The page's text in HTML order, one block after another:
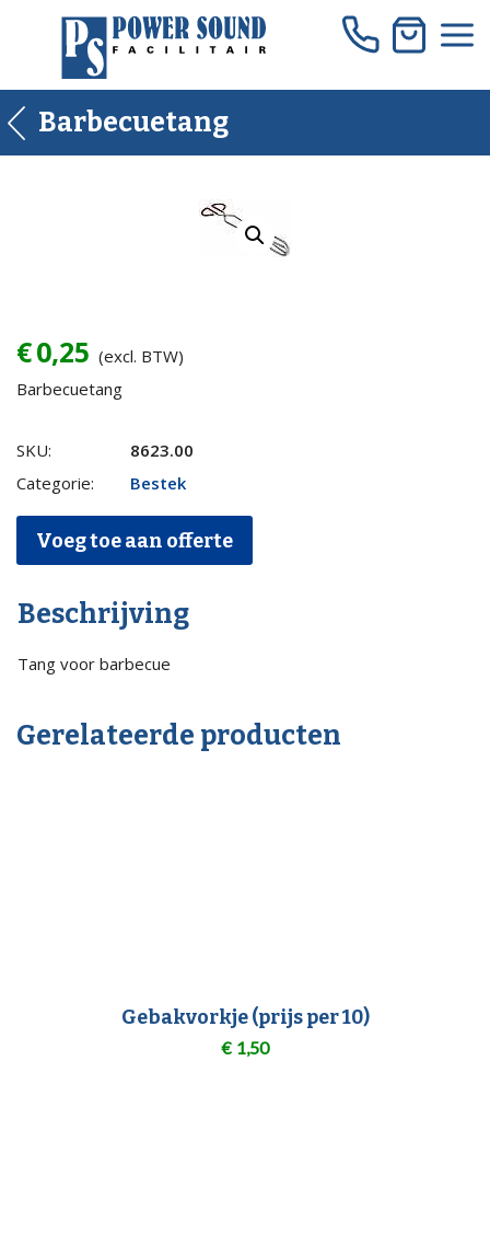
Barbecuetang
€0,25 (excl. BTW)
Barbecuetang
Barbecuetang
quantity
SKU:
8623.00
Categorie:
Bestek
Voeg toe aan offerte
Beschrijving
Tang voor barbecue
Gerelateerde producten
Gebakvorkje (prijs per 10)
€ 1,50